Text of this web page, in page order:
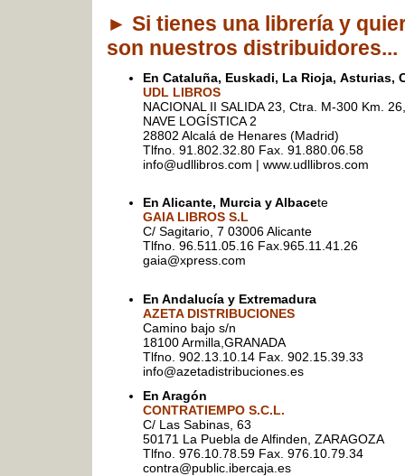
► Si tienes una librería y
son nuestros distribuidores...
En Cataluña, Euskadi, La Rioja, Asturias,
UDL LIBROS
NACIONAL II SALIDA 23, Ctra. M-300 Km.
NAVE LOGÍSTICA 2
28802 Alcalá de Henares (Madrid)
Tlfno. 91.802.32.80 Fax. 91.880.06.58
info@udllibros.com | www.udllibros.com
En Alicante, Murcia y Albacete
GAIA LIBROS S.L
C/ Sagitario, 7 03006 Alicante
Tlfno. 96.511.05.16 Fax.965.11.41.26
gaia@xpress.com
En Andalucía y Extremadura
AZETA DISTRIBUCIONES
Camino bajo s/n
18100 Armilla,GRANADA
Tlfno. 902.13.10.14 Fax. 902.15.39.33
info@azetadistribuciones.es
En Aragón
CONTRATIEMPO S.C.L.
C/ Las Sabinas, 63
50171 La Puebla de Alfinden, ZARAGOZA
Tlfno. 976.10.78.59 Fax. 976.10.79.34
contra@public.ibercaja.es